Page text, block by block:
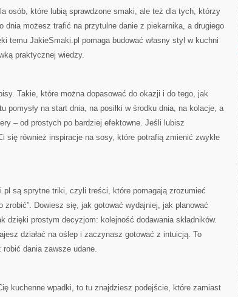
osób, które lubią sprawdzone smaki, ale też dla tych, którzy
dnia możesz trafić na przytulne danie z piekarnika, a drugiego
temu JakieSmaki.pl pomaga budować własny styl w kuchni
praktycznej wiedzy.
Takie, które można dopasować do okazji i do tego, jak
pomysły na start dnia, na posiłki w środku dnia, na kolacje, a
– od prostych po bardziej efektowne. Jeśli lubisz
się również inspiracje na sosy, które potrafią zmienić zwykłe
są sprytne triki, czyli treści, które pomagają zrozumieć
zrobić”. Dowiesz się, jak gotować wydajniej, jak planować
dzięki prostym decyzjom: kolejność dodawania składników.
działać na oślep i zaczynasz gotować z intuicją. To
dania zawsze udane.
kuchenne wpadki, to tu znajdziesz podejście, które zamiast